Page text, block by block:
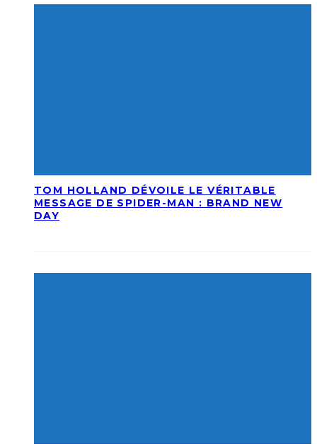
TOM HOLLAND DÉVOILE LE VÉRITABLE
MESSAGE DE SPIDER-MAN : BRAND NEW
DAY